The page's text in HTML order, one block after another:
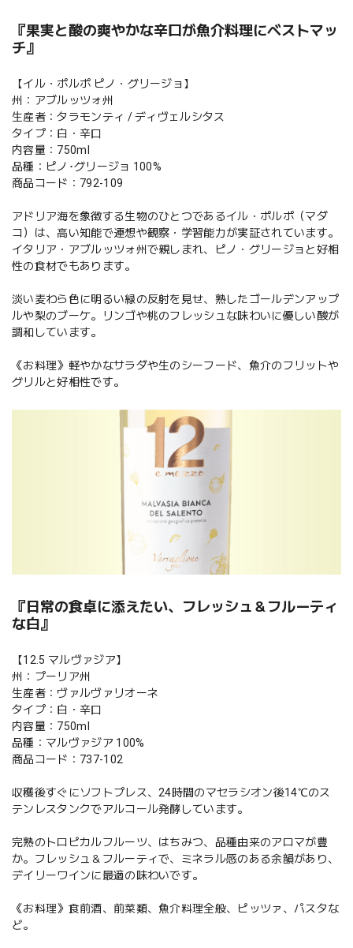
『果実と酸の爽やかな辛口が魚介料理にベストマッ
チ』
【イル・ポルポ ピノ・グリージョ】
州：アブルッツォ州
生産者：タラモンティ / ディヴェルシタス
タイプ：白・辛口
内容量：750ml
品種：ピノ･グリージョ 100%
商品コード：792-109
アドリア海を象徴する生物のひとつであるイル・ポルポ（マダ
コ）は、高い知能で連想や観察・学習能力が実証されています。
イタリア・アブルッツォ州で親しまれ、ピノ・グリージョと好相
性の食材でもあります。
淡い麦わら色に明るい緑の反射を見せ、熟したゴールデンアップ
ルや梨のブーケ。リンゴや桃のフレッシュな味わいに優しい酸が
調和しています。
《お料理》軽やかなサラダや生のシーフード、魚介のフリットや
グリルと好相性です。
『日常の食卓に添えたい、フレッシュ＆フルーティ
な白』
【12.5 マルヴァジア】
州：プーリア州
生産者：ヴァルヴァリオーネ
タイプ：白・辛口
内容量：750ml
品種：マルヴァジア 100%
商品コード：737-102
収穫後すぐにソフトプレス、24時間のマセラシオン後14℃のス
テンレスタンクでアルコール発酵しています。
完熟のトロピカルフルーツ、はちみつ、品種由来のアロマが豊
か。フレッシュ＆フルーティで、ミネラル感のある余韻があり、
デイリーワインに最適の味わいです。
《お料理》食前酒、前菜類、魚介料理全般、ピッツァ、パスタな
ど。